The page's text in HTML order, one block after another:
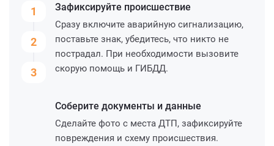
1
2
3
Зафиксируйте происшествие
Сразу включите аварийную сигнализацию,
поставьте знак, убедитесь, что никто не
пострадал. При необходимости вызовите
скорую помощь и ГИБДД.
Соберите документы и данные
Сделайте фото с места ДТП, зафиксируйте
повреждения и схему происшествия.